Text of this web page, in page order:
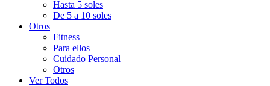
Hasta 5 soles
De 5 a 10 soles
Otros
Fitness
Para ellos
Cuidado Personal
Otros
Ver Todos